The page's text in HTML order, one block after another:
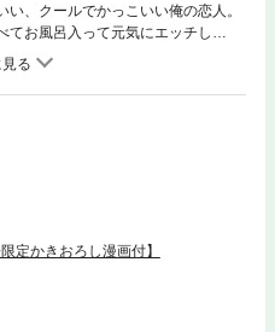
、クールでかっこいい俺の恋人。
てお風呂入って元気にエッチし
たら「このまんまじゃ俺、この先
に一回やったら俺にハメさせ
んなの絶対無理だよぉ。俺、三回く
バカ男子×童貞メガネくんのラブ
定かきおろし漫画付】